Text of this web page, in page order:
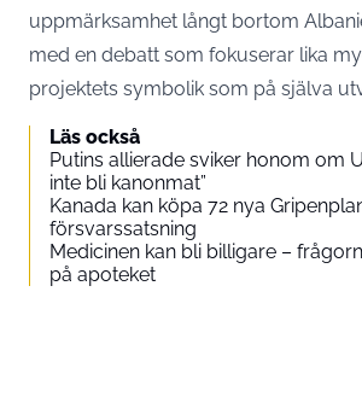
uppmärksamhet långt bortom
med en debatt som fokuserar lika
projektets symbolik som på själva
Läs också
Putins allierade sviker honom om
inte bli kanonmat”
Kanada kan köpa 72 nya
försvarssatsning
Medicinen kan bli billigare –
på apoteket